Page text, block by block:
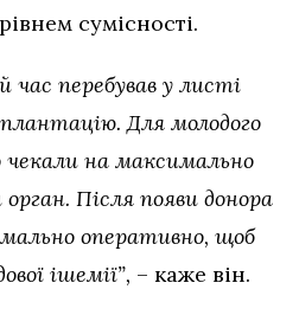
сумісності.
час перебував у листі
Для молодого
чекали на максимально
Після появи донора
оперативно, щоб
ішемії”, – каже він.